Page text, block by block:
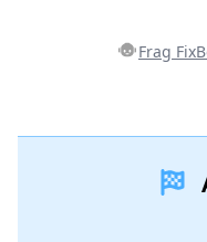
Frag
Kommentar